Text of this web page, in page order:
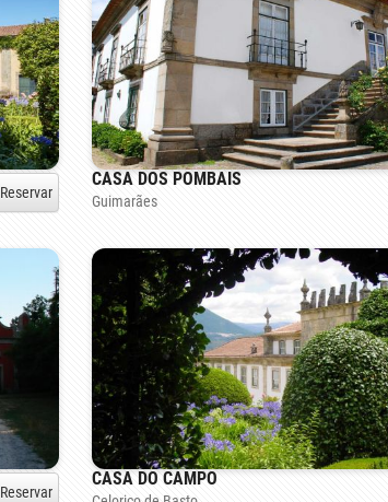
Reservar
CASA DOS POMBAIS
Guimarães
Reservar
CASA DO CAMPO